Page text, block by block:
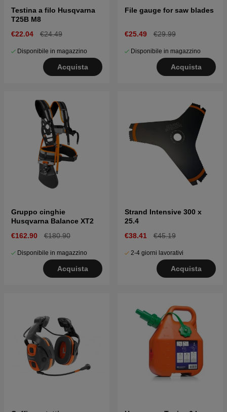
Testina a filo Husqvarna
T25B M8
€22.04
€24.49
Disponibile in magazzino
Acquista
File gauge for saw blades
€25.49 €29.99
Disponibile in magazzino
Acquista
Gruppo cinghie
Husqvarna Balance XT2
€162.90
€180.90
Disponibile in magazzino
Acquista
Strand Intensive 300 x
25.4
€38.41
€45.19
2-4 giorni lavorativi
Acquista